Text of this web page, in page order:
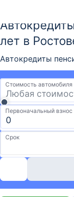
лет в
Автокредиты
Стоимость автомобиля
Первоначальный взнос
Срок